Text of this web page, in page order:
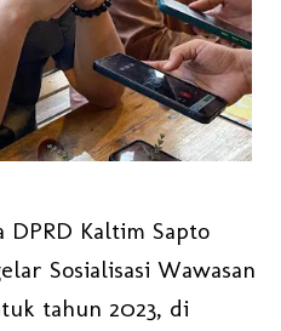
Kaltim Sapto
Sosialisasi Wawasan
tahun 2023, di